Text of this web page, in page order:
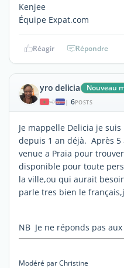
Kenjee
Équipe Expat.com
Réagir Répondre
yro delicia Nouveau
| 6POSTS
Je mappelle Delicia je
depuis 1 an déjà. Après 5
venue a Praia pour
disponible pour toute
la ville,ou qui aurait
parle tres bien le
NB Je ne réponds pas aux
Modéré par Christine